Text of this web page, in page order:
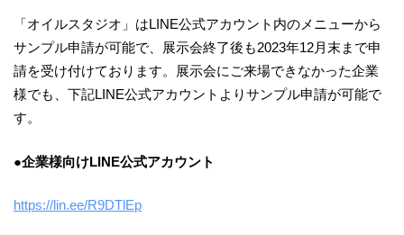
「オイルスタジオ」はLINE公式アカウント内のメニューから
サンプル申請が可能で、展示会終了後も2023年12月末まで申
請を受け付けております。展示会にご来場できなかった企業
様でも、下記LINE公式アカウントよりサンプル申請が可能で
す。
●企業様向けLINE公式アカウント
https://lin.ee/R9DTlEp